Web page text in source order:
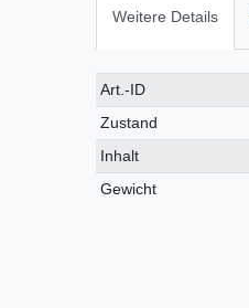
Weitere Details
Technisches
Merkmal
Wert
Art.-ID
Zustand
Inhalt
Gewicht